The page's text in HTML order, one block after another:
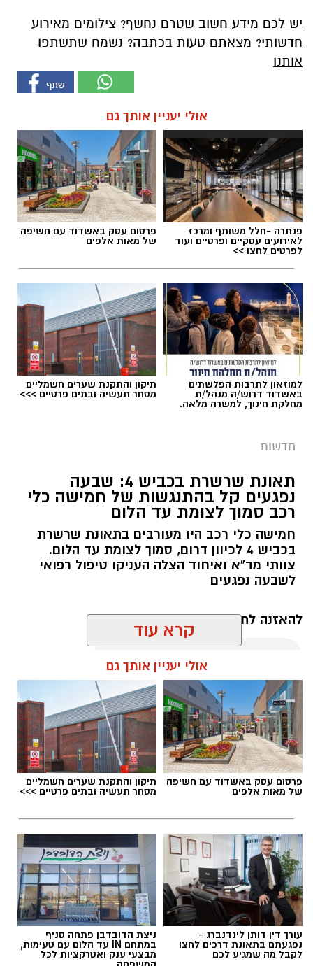
יש לכם מידע חשוב שטרם נחשף? צילומים מאירוע
חדשותי? מצאתם טעות בכתבה? נשמח שתשתפו
אותנו
אולי יעניין אותך גם
פנתרה -חלל משותף ומרכז
לאירועים עסקיים ופרטיים ועוד
לפרטים לחצו >>
פרסום עסק באשדוד עם חשיפה
של מאות אלפים
למוזאון לתרבות הפלשתים
באשדוד דרוש/ה מנהל/ת
מחלקת חינוך, למשרה מלאה.
תיקון והתקנת שערים חשמליים
מסחר תעשיה ובתים פרטיים >>>
חדשות
תאונת שרשרת בכביש 4: שבעה
נפגעים קל בהתנגשות של חמישה כלי
רכב סמוך לצומת עד הלום
חמישה כלי רכב היו מעורבים בתאונת שרשרת
בכביש 4 לכיוון דרום, סמוך לצומת עד הלום.
צוותי מד”א ואיחוד הצלה העניקו טיפול רפואי
לשבעה נפגעים
להאזנה לתוכן:
עופר אשטוקר / 11:09 07.08.26
קרא עוד
אולי יעניין אותך גם
פרסום עסק באשדוד עם חשיפה
של מאות אלפים
תיקון והתקנת שערים חשמליים
מסחר תעשיה ובתים פרטיים >>>
עורך דין דותן לינדנברג -
נפגעתם בתאונת דרכים לחצו
לקבל מה שמגיע לכם
ניצת הדובדבן פתחה סניף
במתחם IN עד הלום עם טעימות,
מבצעי ענק ואטרקציות לכל